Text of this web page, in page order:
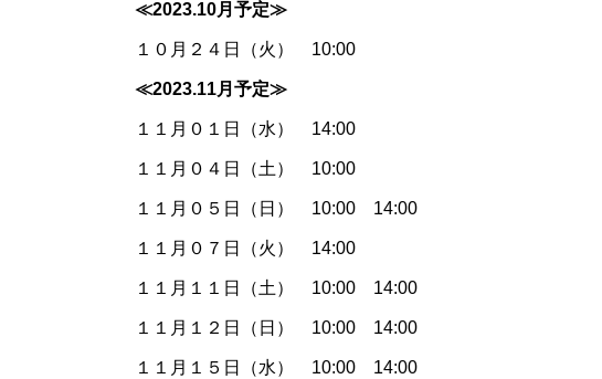
≪2023.10月予定≫
１０月２４日（火） 10:00
≪2023.11月予定≫
１１月０１日（水） 14:00
１１月０４日（土） 10:00
１１月０５日（日） 10:00 14:00
１１月０７日（火） 14:00
１１月１１日（土） 10:00 14:00
１１月１２日（日） 10:00 14:00
１１月１５日（水） 10:00 14:00